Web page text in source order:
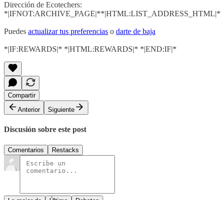
Dirección de Ecotechers:
Puedes actualizar tus preferencias o darte de baja
*|IF:REWARDS|* *|HTML:REWARDS|* *|END:IF|*
Compartir
Anterior
Siguiente
Discusión sobre este post
Comentarios Restacks